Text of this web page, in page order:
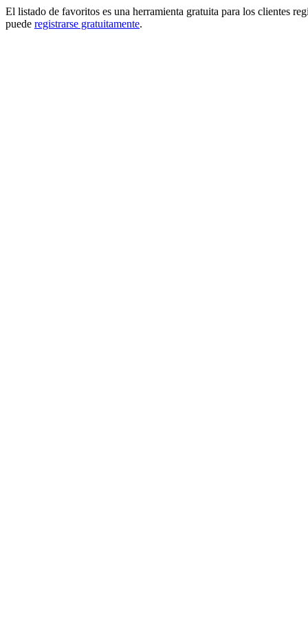
El listado de favoritos es una herramienta gratuita para los clientes
puede registrarse gratuitamente.